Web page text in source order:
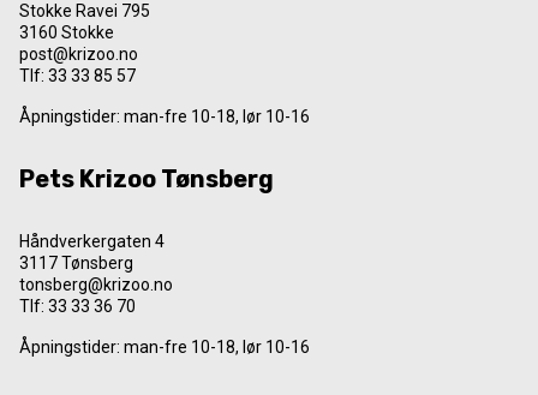
Stokke Ravei 795
3160 Stokke
post@krizoo.no
Tlf: 33 33 85 57
Åpningstider: man-fre 10-18, lør 10-16
Pets Krizoo Tønsberg
Håndverkergaten 4
3117 Tønsberg
tonsberg@krizoo.no
Tlf: 33 33 36 70
Åpningstider: man-fre 10-18, lør 10-16